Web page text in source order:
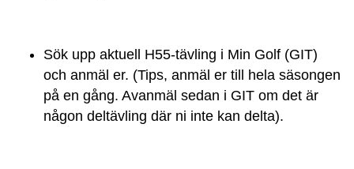
Sök upp aktuell H55-tävling i Min Golf (GIT)
och anmäl er. (Tips, anmäl er till hela säsongen
på en gång. Avanmäl sedan i GIT om det är
någon deltävling där ni inte kan delta).